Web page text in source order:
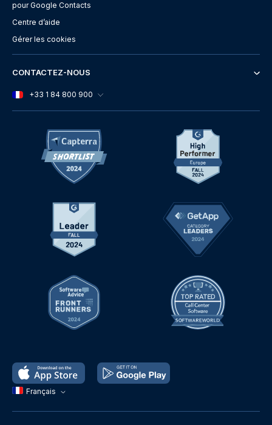
Français
pour Google Contacts
Centre d’aide
Gérer les cookies
CONTACTEZ-NOUS
+33 1 84 800 900